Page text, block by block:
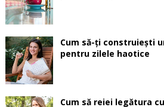
Cum să-ți construiești
pentru zilele haotice
Cum să reiei legătura